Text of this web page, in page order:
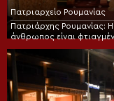
Πατριαρχείο Ρουμανίας
Πατριάρχης Ρουμανίας:
άνθρωπος είναι